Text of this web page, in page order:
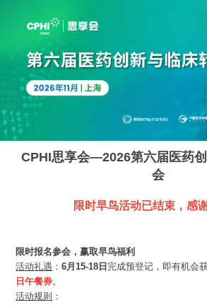
CPHI思享会—2026第六届医药
会
限时早鸟活动已结束，感
限时报名参会，赢取早鸟福利
活动礼遇 ：6月15-18日完成预登记，即有机会
日午餐券。
活动规则 ：